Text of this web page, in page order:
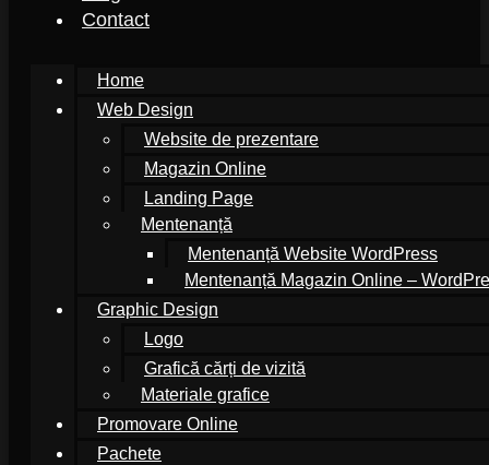
Contact
Home
Web Design
Website de prezentare
Magazin Online
Landing Page
Mentenanță
Mentenanță Website WordPress
Mentenanță Magazin Online –
Graphic Design
Logo
Grafică cărți de vizită
Materiale grafice
Promovare Online
Pachete